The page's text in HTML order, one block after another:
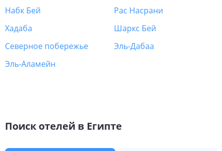
Набк Бей
Рас Насрани
Хадаба
Шаркс Бей
Северное побережье
Эль-Дабаа
Эль-Аламейн
Поиск отелей в Египте